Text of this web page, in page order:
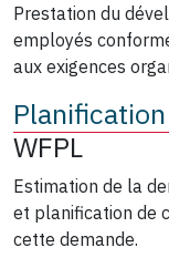
Prestation du
employés
aux exigences
WFPL
Estimation de la
et planification de
cette demande.